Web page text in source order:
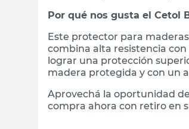
Por qué nos gusta el Cetol
Este protector para
combina alta resistencia
lograr una protección
madera protegida y con un
Aprovechá la oportunidad
compra ahora con retiro en